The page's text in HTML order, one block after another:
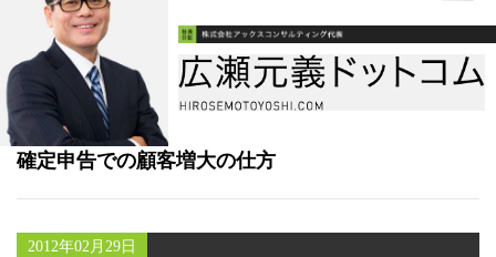
書籍
メールマガジン（無料）
講演・取材依頼
セミナー
確定申告での顧客増大の仕方
2012年02月29日